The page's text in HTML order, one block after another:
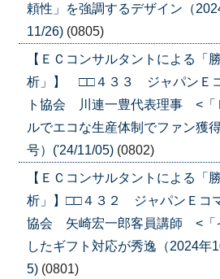
頼性」を強調するデザイン（
11/26) (0805)
【ＥＣコンサルタントによる「
析」】 □□４３３ ジャパンＥ
ト協会 川連一豊代表理事 <「
ルでエコな生産体制でファン獲
号）('24/11/05) (0802)
【ＥＣコンサルタントによる「
析」】□□４３２ ジャパンＥコ
協会 矢崎宏一郎客員講師 <「
したギフト対応が秀逸（2024年
5) (0801)